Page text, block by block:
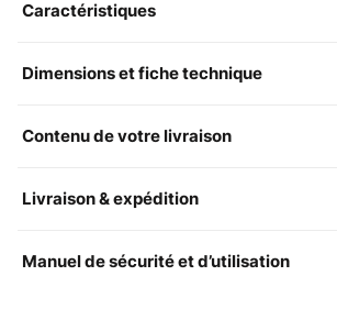
Caractéristiques
Dimensions et fiche technique
Contenu de votre livraison
Livraison & expédition
Manuel de sécurité et d’utilisation